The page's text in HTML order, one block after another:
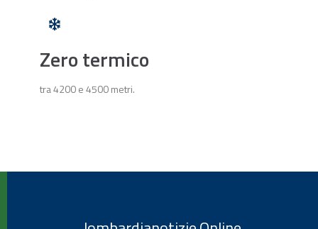
Zero termico
tra 4200 e 4500 metri.